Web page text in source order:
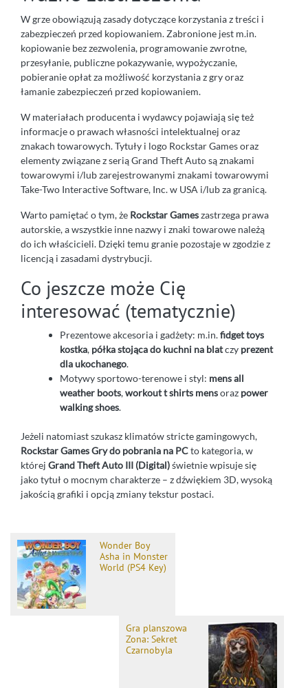
W grze obowiązują zasady dotyczące korzystania z treści i
zabezpieczeń przed kopiowaniem. Zabronione jest m.in.
kopiowanie bez zezwolenia, programowanie zwrotne,
przesyłanie, publiczne pokazywanie, wypożyczanie,
pobieranie opłat za możliwość korzystania z gry oraz
łamanie zabezpieczeń przed kopiowaniem.
W materiałach producenta i wydawcy pojawiają się też
informacje o prawach własności intelektualnej oraz
znakach towarowych. Tytuły i logo Rockstar Games oraz
elementy związane z serią Grand Theft Auto są znakami
towarowymi i/lub zarejestrowanymi znakami towarowymi
Take-Two Interactive Software, Inc. w USA i/lub za granicą.
Warto pamiętać o tym, że Rockstar Gameszastrzega prawa
autorskie, a wszystkie inne nazwy i znaki towarowe należą
do ich właścicieli. Dzięki temu granie pozostaje w zgodzie z
licencją i zasadami dystrybucji.
Co jeszcze może Cię
interesować (tematycznie)
Prezentowe akcesoria i gadżety: m.in.fidget toys
kostka, półka stojąca do kuchni na blatczy prezent
dla ukochanego.
Motywy sportowo-terenowe i styl: mens all
weather boots,workout t shirts mensoraz power
walking shoes.
Jeżeli natomiast szukasz klimatów stricte gamingowych,
Rockstar Games Gry do pobrania na PCto kategoria, w
której Grand Theft Auto III (Digital)świetnie wpisuje się
jako tytuł o mocnym charakterze – z dźwiękiem 3D, wysoką
jakością grafiki i opcją zmiany tekstur postaci.
Wonder Boy
Asha in Monster
World (PS4 Key)
Gra planszowa
Zona: Sekret
Czarnobyla